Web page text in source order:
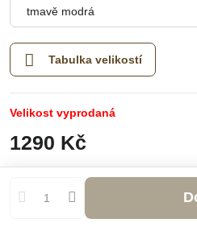
Tabulka velikostí
Velikost vyprodaná
1290 Kč